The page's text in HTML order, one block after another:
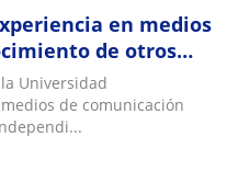
en medios
de otros
y Catalán
Universidad
de comunicación